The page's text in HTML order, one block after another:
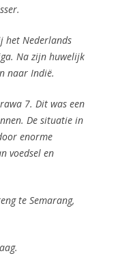
het Nederlands
Na zijn huwelijk
naar Indië.
7. Dit was een
De situatie in
enorme
voedsel en
te Semarang,